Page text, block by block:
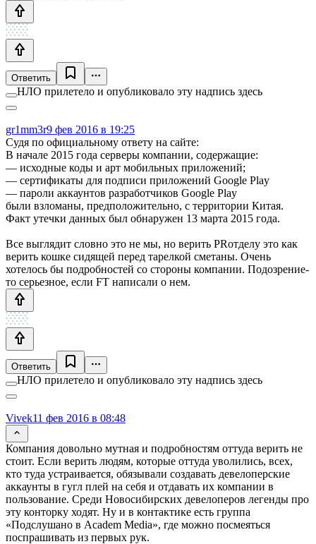
Ответить
НЛО прилетело и опубликовало эту надпись здесь
gr1mm3r9 фев 2016 в 19:25
Судя по официальному ответу на сайте:
В начале 2015 года серверы компании, содержащие:
— исходные коды и арт мобильных приложений;
— сертификаты для подписи приложений Google Play
— пароли аккаунтов разработчиков Google Play
были взломаны, предположительно, с территории Китая.
Факт утечки данных был обнаружен 13 марта 2015 года.
Все выглядит словно это не мы, но верить PRотделу это как
верить кошке сидящей перед тарелкой сметаны. Очень
хотелось бы подробностей со стороны компании. Подозрение-
то серьезное, если FT написали о нем.
Ответить
НЛО прилетело и опубликовало эту надпись здесь
Vivek11 фев 2016 в 08:48
Компания довольно мутная и подробностям оттуда верить не
стоит. Если верить людям, которые оттуда уволились, всех,
кто туда устраивается, обязывали создавать девелоперские
аккаунты в гугл плей на себя и отдавать их компании в
пользование. Среди Новосибирских девелоперов легенды про
эту конторку ходят. Ну и в контактике есть группа
«Подслушано в Academ Media», где можно посмеяться
поспрашивать из первых рук.